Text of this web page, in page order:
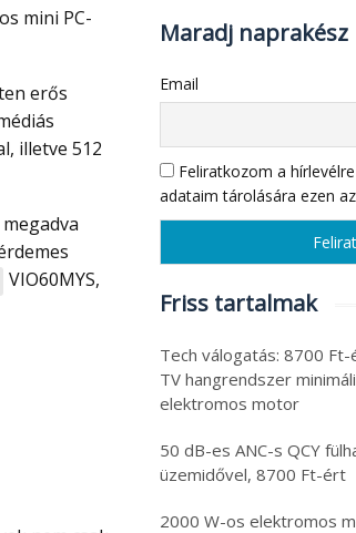
mini PC-
illetve 512
VIO60MYS,
Maradj naprakész
Email
Feliratkozom a
adataim tárolására ezen
Friss tartalmak
Tech válogatás: 8700
TV hangrendszer
elektromos motor
50 dB-es ANC-s QCY
üzemidővel, 8700 Ft-ért
2000 W-os elektromos